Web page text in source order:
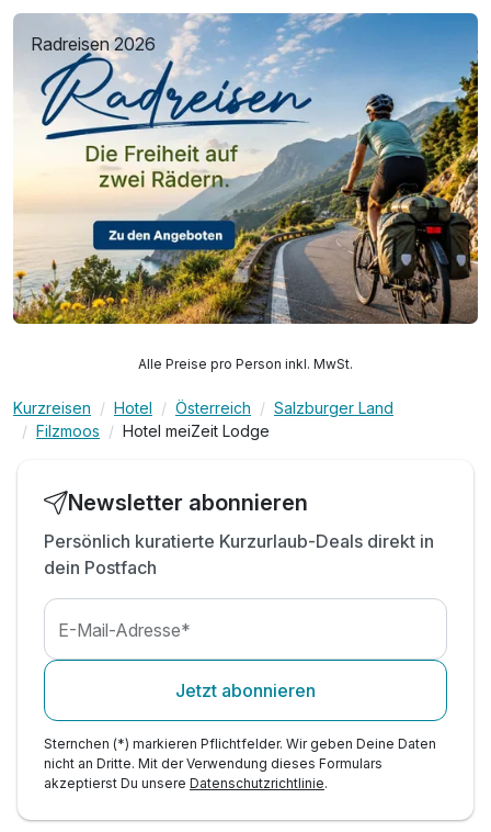
Radreisen 2026
Alle Preise pro Person inkl. MwSt.
Kurzreisen Hotel Österreich
Salzburger Land
Filzmoos
Hotel meiZeit Lodge
Newsletter abonnieren
Persönlich kuratierte Kurzurlaub-Deals direkt in
dein Postfach
E-Mail-Adresse*
Jetzt abonnieren
Sternchen (*) markieren Pflichtfelder. Wir geben Deine Daten
nicht an Dritte. Mit der Verwendung dieses Formulars
akzeptierst Du unsere Datenschutzrichtlinie.